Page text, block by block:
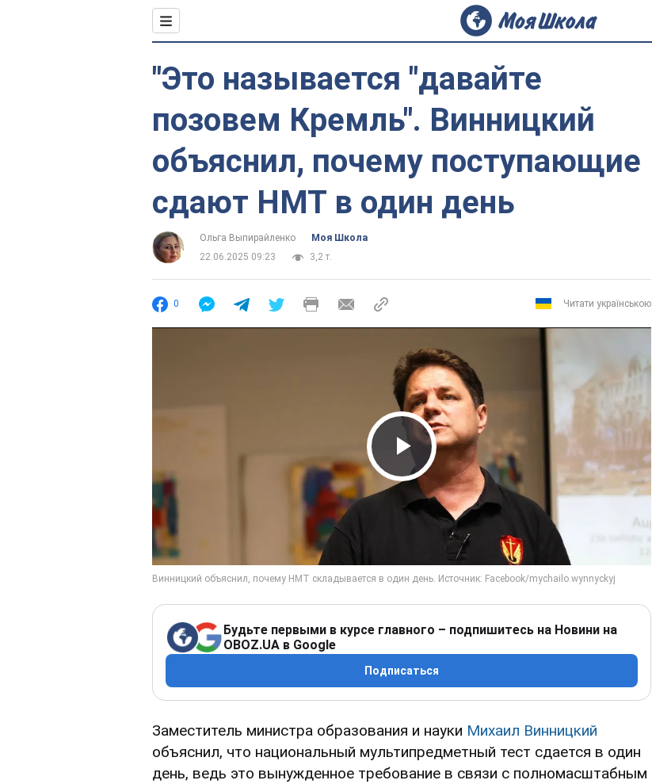
"Это называется "давайте
позовем Кремль". Винницкий
объяснил, почему поступающие
сдают НМТ в один день
Ольга Выпирайленко
Моя Школа
22.06.2025 09:23
3,2 т.
0 Читати українською
Play Video
Будьте первыми в курсе главного – подпишитесь на Новини на
OBOZ.UA в Google
Подписаться
Заместитель министра образования и науки Михаил Винницкий
объяснил, что национальный мультипредметный тест сдается в один
день, ведь это вынужденное требование в связи с полномасштабным